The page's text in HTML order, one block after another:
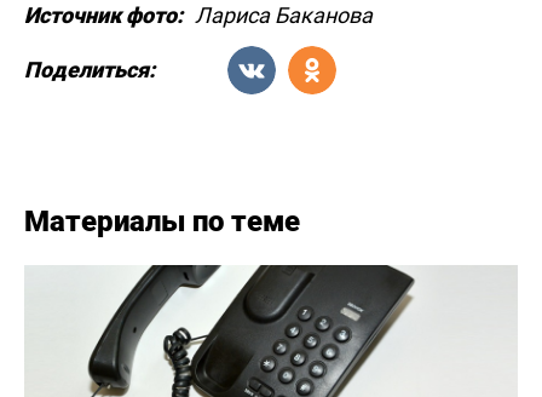
Источник фото: Лариса Баканова
Поделиться:
Материалы по теме